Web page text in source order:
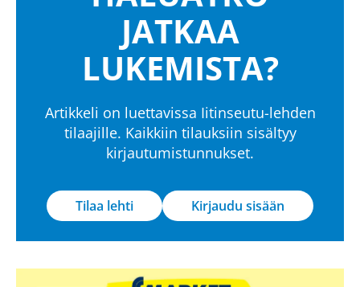
JATKAA
LUKEMISTA?
Artikkeli on luettavissa Iitinseutu-lehden
tilaajille. Kaikkiin tilauksiin sisältyy
kirjautumistunnukset.
Tilaa lehti Kirjaudu sisään